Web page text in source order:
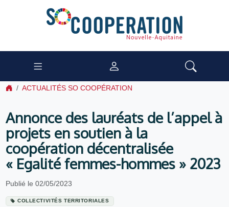
ACTUALITÉS SO COOPÉRATION
Annonce des lauréats de l’appel à
projets en soutien à la
coopération décentralisée
« Egalité femmes-hommes » 2023
Publié le 02/05/2023
COLLECTIVITÉS TERRITORIALES